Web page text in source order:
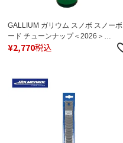
GALLIUM ガリウム スノボ スノーボ
ード チューンナップ＜2026＞
SX0020 / ｼﾘｺｰﾝｸﾘｰﾅｰ / 200ml
¥2,770税込